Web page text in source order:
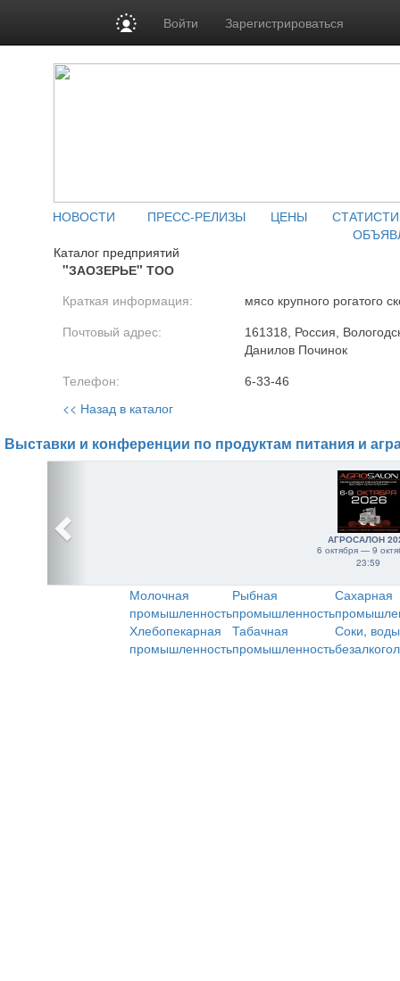
Войти Зарегистрироваться
НОВОСТИ ПРЕСС-РЕЛИЗЫ ЦЕНЫ
Каталог предприятий
"ЗАОЗЕРЬЕ" ТОО
Краткая информация: мясо крупного рогатого
Почтовый адрес:
161318, Россия,
Данилов Починок
Телефон: 6-33-46
<< Назад в каталог
Выставки и конференции по продуктам питания и
АГРОСАЛОН
6 октября — 9
23:59
Молочная
промышленность
Рыбная
промышленность
Сахарная
Хлебопекарная
промышленность
Табачная
промышленность
Соки,